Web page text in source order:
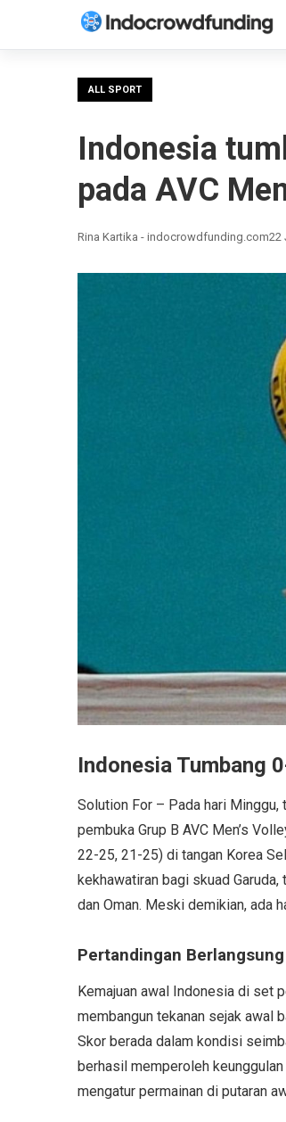
ALL SPORT
Indonesia
pada AVC
Rina Kartika - indocrowdfunding.com22
Indonesia Tumbang
Solution For – Pada hari
pembuka Grup B AVC Men’s
22-25, 21-25) di tangan Korea
kekhawatiran bagi skuad
dan Oman. Meski demikian, ada
Pertandingan
Kemajuan awal Indonesia di set
membangun tekanan sejak awal
Skor berada dalam kondisi
berhasil memperoleh
mengatur permainan di putaran